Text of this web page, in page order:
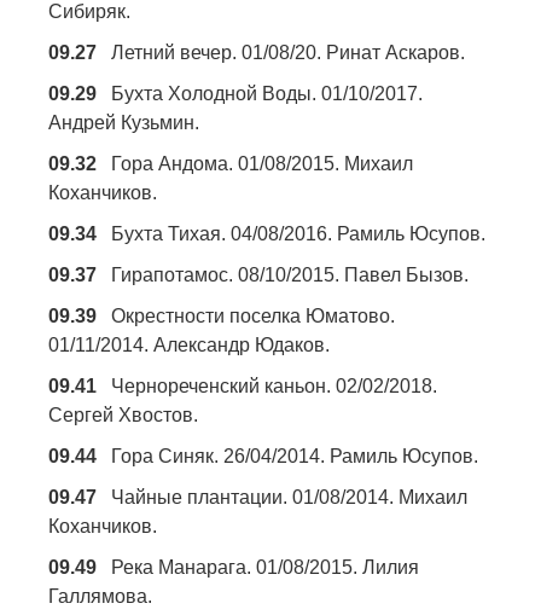
Сибиряк.
09.27 Летний вечер. 01/08/20. Ринат Аскаров.
09.29 Бухта Холодной Воды. 01/10/2017.
Андрей Кузьмин.
09.32 Гора Андома. 01/08/2015. Михаил
Коханчиков.
09.34 Бухта Тихая. 04/08/2016. Рамиль Юсупов.
09.37 Гирапотамос. 08/10/2015. Павел Бызов.
09.39 Окрестности поселка Юматово.
01/11/2014. Александр Юдаков.
09.41 Чернореченский каньон. 02/02/2018.
Сергей Хвостов.
09.44 Гора Синяк. 26/04/2014. Рамиль Юсупов.
09.47 Чайные плантации. 01/08/2014. Михаил
Коханчиков.
09.49 Река Манарага. 01/08/2015. Лилия
Галлямова.